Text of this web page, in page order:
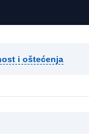
i oštećenja